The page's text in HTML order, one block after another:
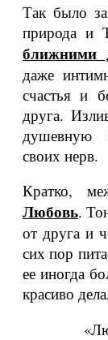
Так было
природа и
ближними
даже
счастья и
друга.
душевную
своих нерв.
Кратко,
Любовь.
от друга и
сих пор
ее иногда
красиво